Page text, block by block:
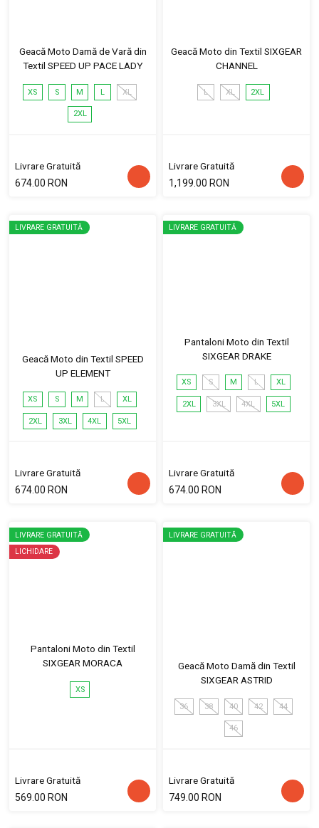
Geacă Moto Damă de Vară din
Textil SPEED UP PACE LADY
XS S M L XL
2XL
Livrare Gratuită
674.00 RON
Geacă Moto din Textil SIXGEAR
CHANNEL
L XL 2XL
Livrare Gratuită
1,199.00 RON
LIVRARE GRATUITĂ
Geacă Moto din Textil SPEED
UP ELEMENT
XS S M L XL
2XL 3XL 4XL 5XL
Livrare Gratuită
674.00 RON
LIVRARE GRATUITĂ
Pantaloni Moto din Textil
SIXGEAR DRAKE
XS S M L XL
2XL 3XL 4XL 5XL
Livrare Gratuită
674.00 RON
LIVRARE GRATUITĂ
LICHIDARE
Pantaloni Moto din Textil
SIXGEAR MORACA
XS
Livrare Gratuită
569.00 RON
LIVRARE GRATUITĂ
Geacă Moto Damă din Textil
SIXGEAR ASTRID
36 38 40 42 44
46
Livrare Gratuită
749.00 RON